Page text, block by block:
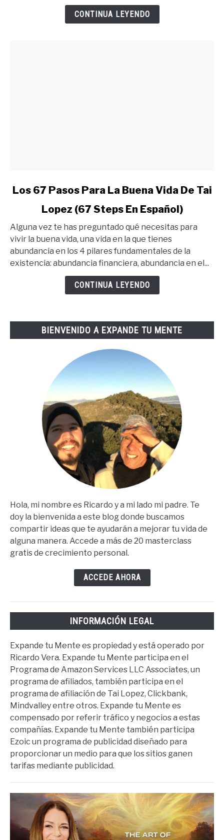
CONTINUA LEYENDO
link
67
Pasos
Para
Steps
Los 67 Pasos Para La Buena Vida De Tai
Lopez (67 Steps En Español)
Alguna vez te has preguntado qué necesitas para
vivir la buena vida, una vida en la que tienes
abundancia en los 4 pilares fundamentales de la
existencia: abundancia financiera, abundancia en el...
CONTINUA LEYENDO
BIENVENIDO A EXPANDE TU MENTE
Hola, mi nombre es Ricardo y a mi lado mi padre. Te
doy la bienvenida a este blog donde buscamos
compartir ideas que te ayudarán a mejorar tu vida de
alguna manera. Accede a más de 20 masterclass
gratis de crecimiento personal.
ACCEDE AHORA
INFORMACIÓN LEGAL
Expande tu Mente es propiedad y está operado por
Ricardo Vera. Expande tu Mente participa en el
Programa de Amazon Services LLC Associates, un
programa de afiliados, también participa en el
programa de afiliación de Tai Lopez, Clickbank,
Mindvalley entre otros. Expande tu Mente es
compensado por referir tráfico y negocios a estas
compañías. Expande tu Mente también participa
Ezoic un programa de publicidad diseñado para
proporcionar un medio para que los sitios ganen
tarifas mediante publicidad.